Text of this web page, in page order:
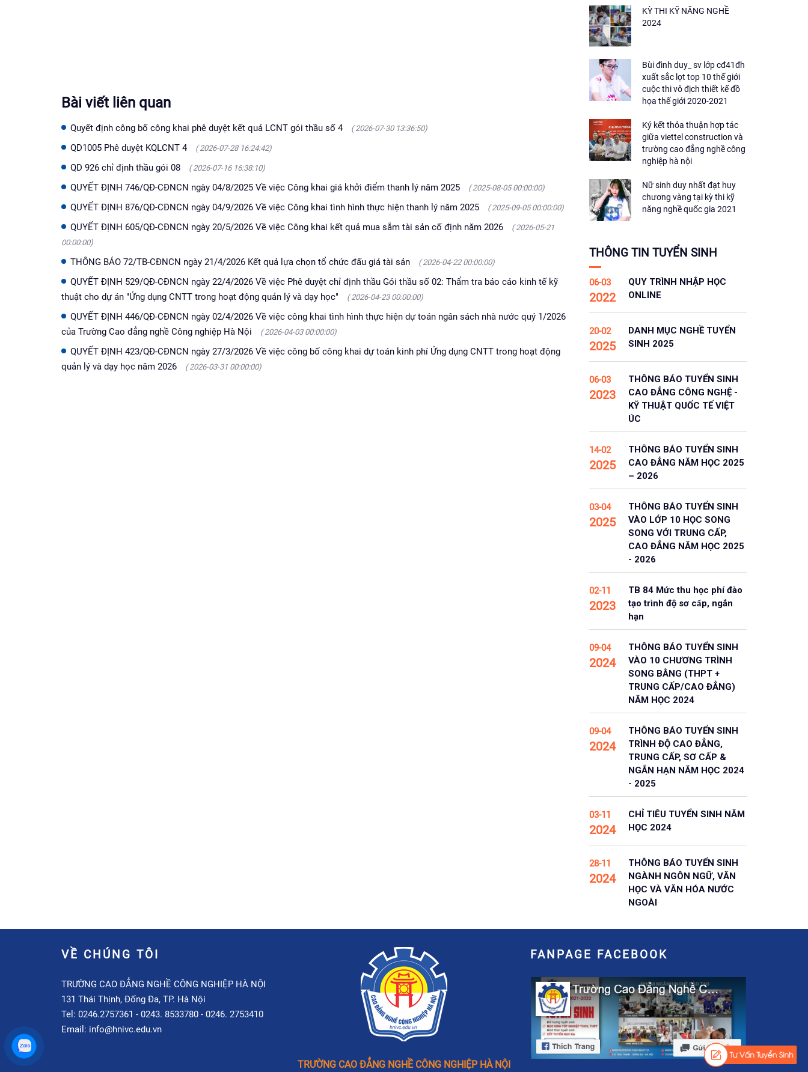
Bài viết liên quan
Quyết định công bố công khai phê duyệt kết quả LCNT gói thầu số 4 ( 2026-07-30 13:36:50)
QD1005 Phê duyệt KQLCNT 4 ( 2026-07-28 16:24:42)
QD 926 chỉ định thầu gói 08 ( 2026-07-16 16:38:10)
QUYẾT ĐỊNH 746/QĐ-CĐNCN ngày 04/8/2025 Về việc Công khai giá khởi điểm thanh lý năm 2025 ( 2025-08-05 00:00:00)
QUYẾT ĐỊNH 876/QĐ-CĐNCN ngày 04/9/2026 Về việc Công khai tình hình thực hiện thanh lý năm 2025 ( 2025-09-05 00:00:00)
QUYẾT ĐỊNH 605/QĐ-CĐNCN ngày 20/5/2026 Về việc Công khai kết quả mua sắm tài sản cố định năm 2026
( 2026-05-21
00:00:00)
THÔNG BÁO 72/TB-CĐNCN ngày 21/4/2026 Kết quả lựa chọn tổ chức đấu giá tài sản ( 2026-04-22 00:00:00)
QUYẾT ĐỊNH 529/QĐ-CĐNCN ngày 22/4/2026 Về việc Phê duyệt chỉ định thầu Gói thầu số 02: Thẩm tra báo cáo kinh tế kỹ
thuật cho dự án "Ứng dụng CNTT trong hoạt động quản lý và dạy học"
( 2026-04-23 00:00:00)
QUYẾT ĐỊNH 446/QĐ-CĐNCN ngày 02/4/2026 Về việc công khai tình hình thực hiện dự toán ngân sách nhà nước quý 1/2026
của Trường Cao đẳng nghề Công nghiệp Hà Nội
( 2026-04-03 00:00:00)
QUYẾT ĐỊNH 423/QĐ-CĐNCN ngày 27/3/2026 Về việc công bố công khai dự toán kinh phí Ứng dụng CNTT trong hoạt động
quản lý và dạy học năm 2026
( 2026-03-31 00:00:00)
KỲ THI KỸ NĂNG NGHỀ
2024
Bùi đình duy_ sv lớp cđ41đh
xuất sắc lọt top 10 thế giới
cuộc thi vô địch thiết kế đồ
họa thế giới 2020-2021
Ký kết thỏa thuận hợp tác
giữa viettel construction và
trường cao đẳng nghề công
nghiệp hà nội
Nữ sinh duy nhất đạt huy
chương vàng tại kỳ thi kỹ
năng nghề quốc gia 2021
THÔNG TIN TUYỂN SINH
06-03
2022
QUY TRÌNH NHẬP HỌC
ONLINE
20-02
2025
DANH MỤC NGHỀ TUYỂN
SINH 2025
06-03
2023
THÔNG BÁO TUYỂN SINH
CAO ĐẲNG CÔNG NGHỆ -
KỸ THUẬT QUỐC TẾ VIỆT
ÚC
14-02
2025
THÔNG BÁO TUYỂN SINH
CAO ĐẲNG NĂM HỌC 2025
– 2026
03-04
2025
THÔNG BÁO TUYỂN SINH
VÀO LỚP 10 HỌC SONG
SONG VỚI TRUNG CẤP,
CAO ĐẲNG NĂM HỌC 2025
- 2026
02-11
2023
TB 84 Mức thu học phí đào
tạo trình độ sơ cấp, ngắn
hạn
09-04
2024
THÔNG BÁO TUYỂN SINH
VÀO 10 CHƯƠNG TRÌNH
SONG BẰNG (THPT +
TRUNG CẤP/CAO ĐẲNG)
NĂM HỌC 2024
09-04
2024
THÔNG BÁO TUYỂN SINH
TRÌNH ĐỘ CAO ĐẲNG,
TRUNG CẤP, SƠ CẤP &
NGẮN HẠN NĂM HỌC 2024
- 2025
03-11
2024
CHỈ TIÊU TUYỂN SINH NĂM
HỌC 2024
28-11
2024
THÔNG BÁO TUYỂN SINH
NGÀNH NGÔN NGỮ, VĂN
HỌC VÀ VĂN HÓA NƯỚC
NGOÀI
VỀ CHÚNG TÔI
TRƯỜNG CAO ĐẲNG NGHỀ CÔNG NGHIỆP HÀ NỘI
131 Thái Thịnh, Đống Đa, TP. Hà Nội
Tel: 0246.2757361 - 0243. 8533780 - 0246. 2753410
Email: info@hnivc.edu.vn
TRƯỜNG CAO ĐẲNG NGHỀ CÔNG NGHIỆP HÀ NỘI
FANPAGE FACEBOOK